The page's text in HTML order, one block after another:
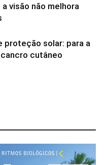
visão não melhora
proteção solar: para a
cutâneo